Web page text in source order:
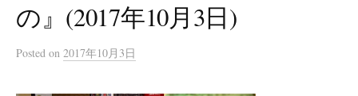
の』(2017年10月3日)
Posted on 2017年10月3日